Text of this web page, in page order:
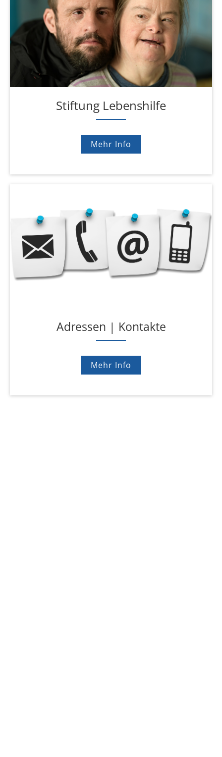
Stiftung Lebenshilfe
Mehr Info
Adressen | Kontakte
Mehr Info